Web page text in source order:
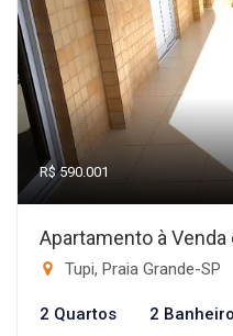
R$ 590.001
Apartamento à
Tupi, Praia Grande-SP
2 Quartos 2